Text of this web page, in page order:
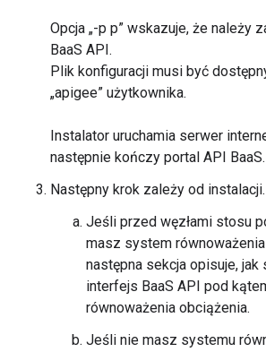
Opcja „-p p” wskazuje, że należy
BaaS API.
Plik konfiguracji musi być
„apigee” użytkownika.
Instalator uruchamia serwer
następnie kończy portal API
Następny krok zależy od instalacji.
Jeśli przed węzłami stosu
masz system
następna sekcja opisuje, jak
interfejs BaaS API pod
równoważenia obciążenia.
Jeśli nie masz systemu